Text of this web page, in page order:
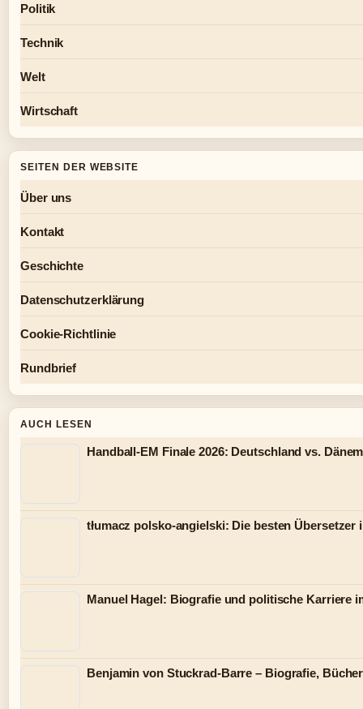
Politik
Technik
Welt
Wirtschaft
SEITEN DER WEBSITE
Über uns
Kontakt
Geschichte
Datenschutzerklärung
Cookie-Richtlinie
Rundbrief
AUCH LESEN
Handball-EM Finale 2026: Deutschland vs.
tłumacz polsko-angielski: Die besten Übersetzer
Manuel Hagel: Biografie und politische Karriere
Benjamin von Stuckrad-Barre – Biografie,